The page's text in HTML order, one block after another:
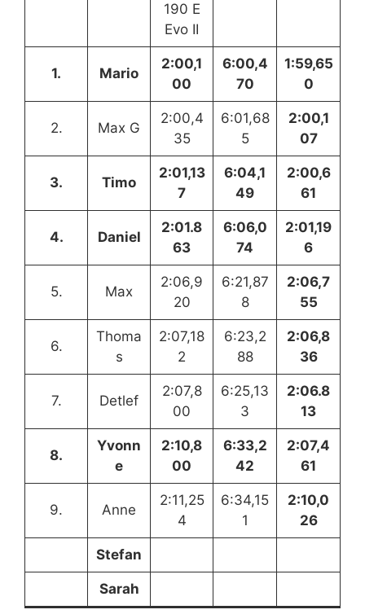
190 E
Evo II
1. Mario
2:00,1
00
6:00,4
70
1:59,65
0
2. Max G
2:00,4
35
6:01,68
5
2:00,1
07
3. Timo
2:01,13
7
6:04,1
49
2:00,6
61
4. Daniel
2:01.8
63
6:06,0
74
2:01,19
6
5. Max
2:06,9
20
6:21,87
8
2:06,7
55
6.
Thoma
s
2:07,18
2
6:23,2
88
2:06,8
36
7. Detlef
2:07,8
00
6:25,13
3
2:06.8
13
8.
Yvonn
e
2:10,8
00
6:33,2
42
2:07,4
61
9. Anne
2:11,25
4
6:34,15
1
2:10,0
26
Stefan
Sarah